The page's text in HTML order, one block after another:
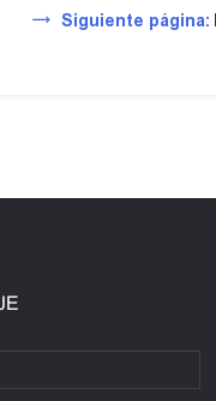
Siguiente página: